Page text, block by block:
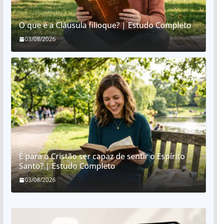
O que é a Cláusula filioque? | Estudo Completo
03/08/2026
É para o Cristão ser capaz de sentir o Espírito
Santo? | Estudo Completo
03/08/2026